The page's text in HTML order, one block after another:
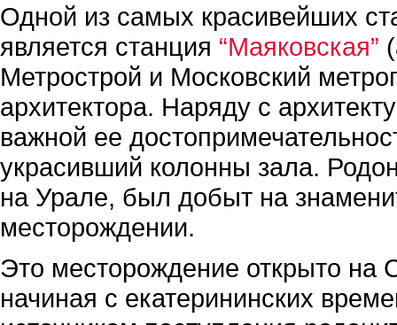
Одной из самых красивейших
является станция “Маяковская”
Метрострой и Московский
архитектора. Наряду с
важной ее
украсивший колонны зала.
на Урале, был добыт на
месторождении.
Это месторождение открыто на
начиная с екатерининских